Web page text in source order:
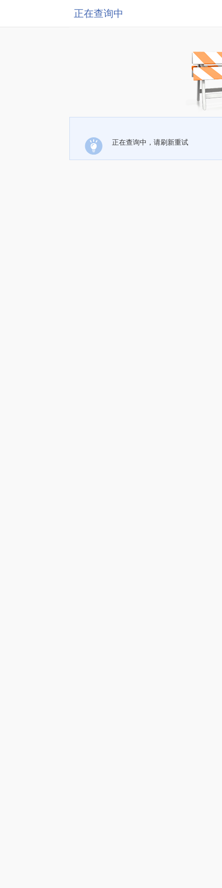
正在查询中
正在查询中，请刷新重试